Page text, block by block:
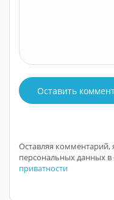
Оставить
Оставляя комментарий,
персональных данных в
приватности